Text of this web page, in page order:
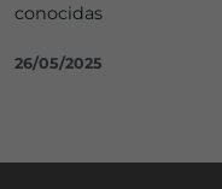
conocidas
26/05/2025